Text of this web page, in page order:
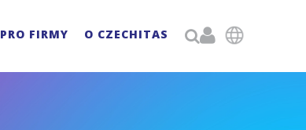
PRO FIRMY O CZECHITAS 